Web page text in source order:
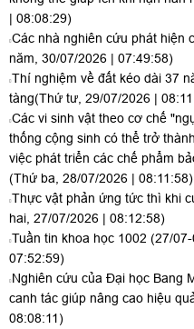
| 08:08:29)
Các nhà nghiên cứu phát hiện
năm, 30/07/2026 | 07:49:58)
Thí nghiệm về đất kéo dài 37
tàng(Thứ tư, 29/07/2026 |
Các vi sinh vật theo cơ chế
thống cộng sinh có thể trở
việc phát triển các chế phẩm
(Thứ ba, 28/07/2026 | 08:11:58)
Thực vật phản ứng tức thì khi
hai, 27/07/2026 | 08:12:58)
Tuần tin khoa học 1002 (27/
07:52:59)
Nghiên cứu của Đại học Bang
canh tác giúp nâng cao hiệu
08:08:11)